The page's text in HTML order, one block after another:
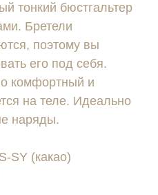
тонкий бюстгальтер
Бретели
поэтому вы
его под себя.
комфортный и
на теле. Идеально
наряды.
SY (какао)